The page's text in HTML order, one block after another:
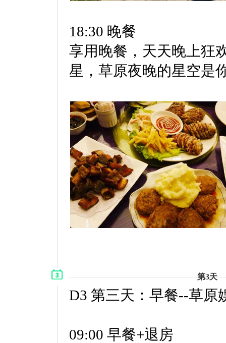
18:30 晚餐
享用晚餐，天天晚上狂
星，草原夜晚的星空是
第3天
D3 第三天：早餐--草原
09:00 早餐+退房